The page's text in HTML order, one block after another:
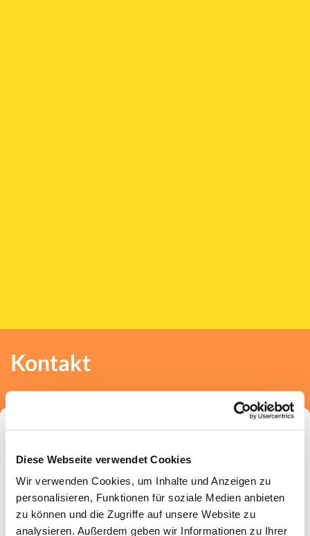
Diese Webseite verwendet Cookies
Wir verwenden Cookies, um Inhalte und Anzeigen zu
personalisieren, Funktionen für soziale Medien anbieten
zu können und die Zugriffe auf unsere Website zu
analysieren. Außerdem geben wir Informationen zu Ihrer
Kontakt
Johanneskirche Stadtkirche
Martin-Luther-Platz 39
40212 Düsseldorf